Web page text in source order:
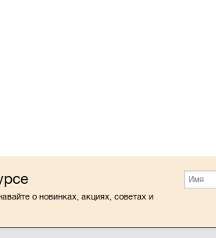
о новинках, акциях, советах и